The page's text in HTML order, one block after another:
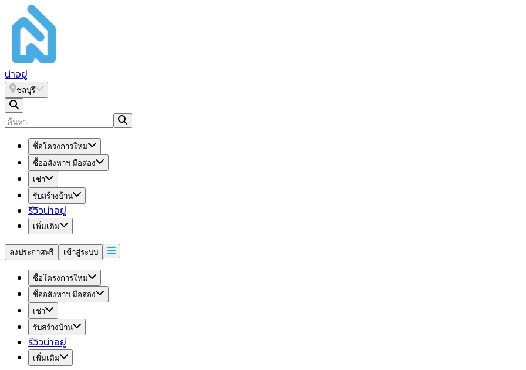
น่าอยู่
ชลบุรี
ซื้อโครงการใหม่
ซื้ออสังหาฯ มือสอง
เช่า
รับสร้างบ้าน
รีวิวน่าอยู่
เพิ่มเติม
ลงประกาศฟรี เข้าสู่ระบบ
ซื้อโครงการใหม่
ซื้ออสังหาฯ มือสอง
เช่า
รับสร้างบ้าน
รีวิวน่าอยู่
เพิ่มเติม